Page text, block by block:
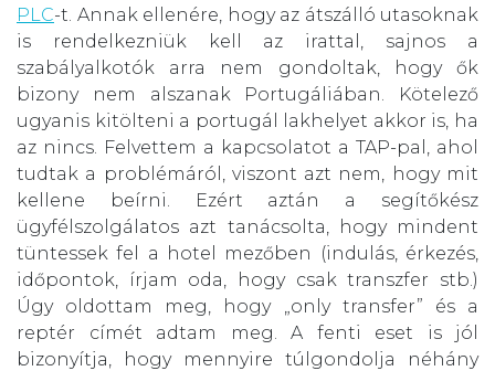
PLC-t. Annak ellenére, hogy az átszálló utasoknak
is rendelkezniük kell az irattal, sajnos a
szabályalkotók arra nem gondoltak, hogy ők
bizony nem alszanak Portugáliában. Kötelező
ugyanis kitölteni a portugál lakhelyet akkor is, ha
az nincs. Felvettem a kapcsolatot a TAP-pal, ahol
tudtak a problémáról, viszont azt nem, hogy mit
kellene beírni. Ezért aztán a segítőkész
ügyfélszolgálatos azt tanácsolta, hogy mindent
tüntessek fel a hotel mezőben (indulás, érkezés,
időpontok, írjam oda, hogy csak transzfer stb.)
Úgy oldottam meg, hogy „only transfer” és a
reptér címét adtam meg. A fenti eset is jól
bizonyítja, hogy mennyire túlgondolja néhány